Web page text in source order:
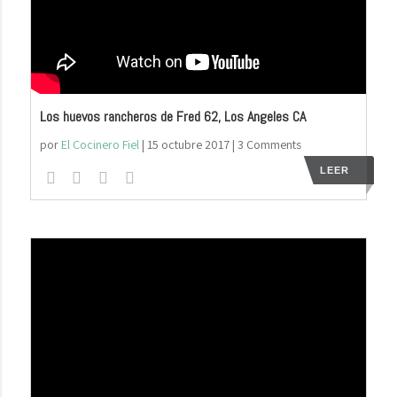
Los huevos rancheros de Fred 62, Los Angeles CA
por El Cocinero Fiel| 15 octubre 2017| 3 Comments
LEER